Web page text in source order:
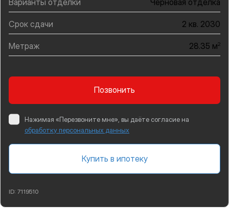
Срок сдачи 2 кв. 2030
Метраж 28.35 м2
Позвонить
Нажимая «Перезвоните мне», вы даёте согласие на
обработку персональных данных
Купить в ипотеку
ID: 7119510